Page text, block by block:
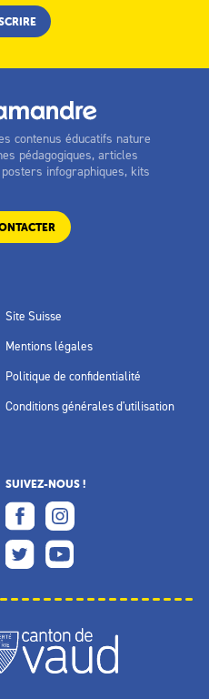
contenus éducatifs nature
pédagogiques, articles
infographiques, kits
Site Suisse
Mentions légales
Politique de confidentialité
Conditions générales d'utilisation
SUIVEZ-NOUS !